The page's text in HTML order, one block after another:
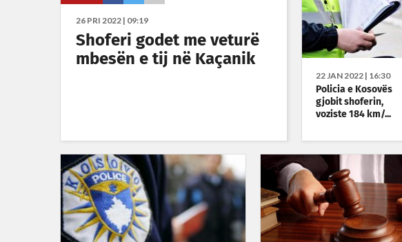
26 PRI 2022 | 09:19
Shoferi godet me veturë
mbesën e tij në Kaçanik
22 JAN 2022 | 16:30
Policia e Kosovës
gjobit shoferin,
voziste 184 km/...